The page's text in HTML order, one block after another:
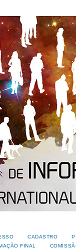
CADASTRO
FINAL